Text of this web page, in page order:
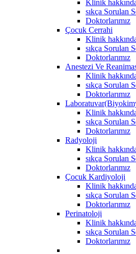
Klinik
sıkça Sorulan
Doktorlarımız
Çocuk Cerrahi
Klinik
sıkça Sorulan
Doktorlarımız
Anestezi Ve
Klinik
sıkça Sorulan
Doktorlarımız
Klinik
sıkça Sorulan
Doktorlarımız
Radyoloji
Klinik
sıkça Sorulan
Doktorlarımız
Çocuk Kardiyoloji
Klinik
sıkça Sorulan
Doktorlarımız
Perinatoloji
Klinik
sıkça Sorulan
Doktorlarımız